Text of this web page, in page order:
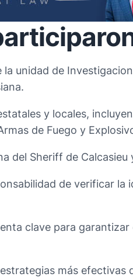
unidad de
y locales,
de Fuego y
del Sheriff de
de verificar
clave para
más